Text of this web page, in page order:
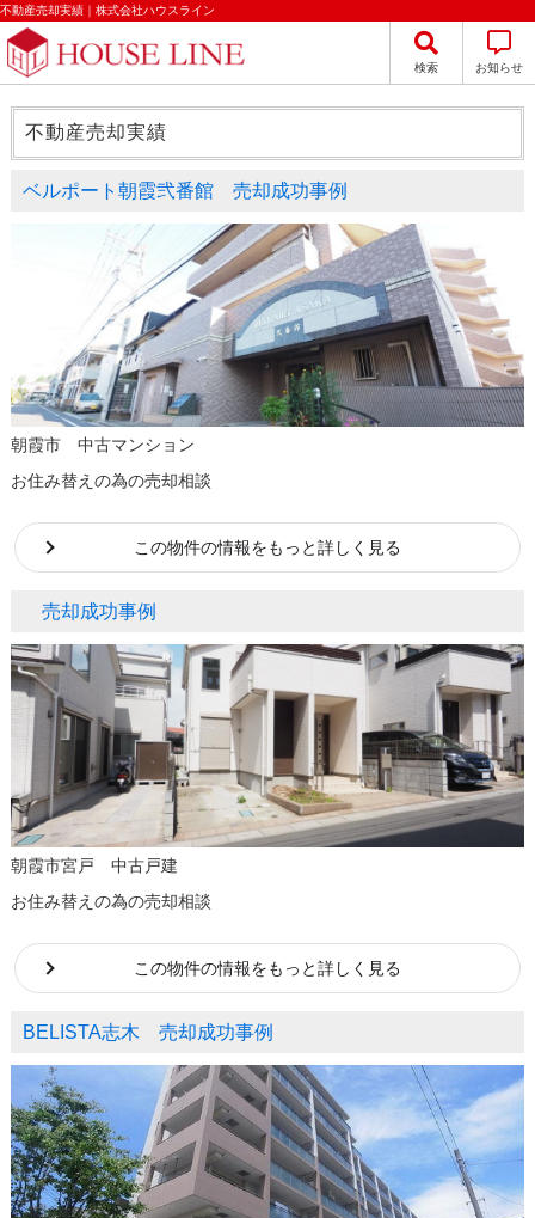
不動産売却実績｜株式会社ハウスライン
検索 お知らせ
不動産売却実績
ベルポート朝霞弐番館 売却成功事例
朝霞市 中古マンション
お住み替えの為の売却相談
この物件の情報をもっと詳しく見る
売却成功事例
朝霞市宮戸 中古戸建
お住み替えの為の売却相談
この物件の情報をもっと詳しく見る
BELISTA志木 売却成功事例